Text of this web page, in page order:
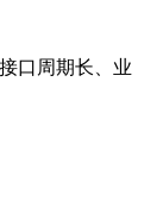
口周期长、业